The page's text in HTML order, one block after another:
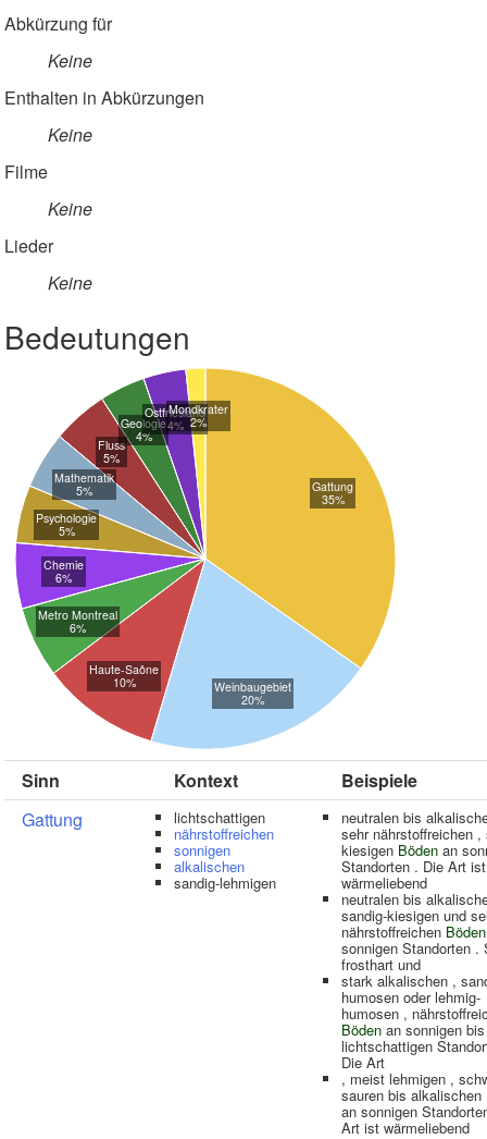
Abkürzung für
Keine
Enthalten in Abkürzungen
Keine
Filme
Keine
Lieder
Keine
Bedeutungen
Gattung
35%
Weinbaugebiet
20%
Haute-Saône
10%
Metro Montreal
6%
Chemie
6%
Psychologie
5%
Mathematik
5%
Fluss
5%
Geologie
4%
Ostfriesland
4%
Mondkrater
2%
Sinn Kontext
Beispiele
Gattung
lichtschattigen
nährstoffreichen
sonnigen
alkalischen
sandig-lehmigen
neutralen bis
sehr nährstoffreichen ,
kiesigen Böden an
Standorten . Die Art ist
wärmeliebend
neutralen bis
sandig-kiesigen und
nährstoffreichen Böden
sonnigen Standorten .
frosthart und
stark alkalischen ,
humosen oder lehmig-
humosen ,
Böden an sonnigen bis
lichtschattigen
Die Art
, meist lehmigen ,
sauren bis alkalischen
an sonnigen
Art ist wärmeliebend